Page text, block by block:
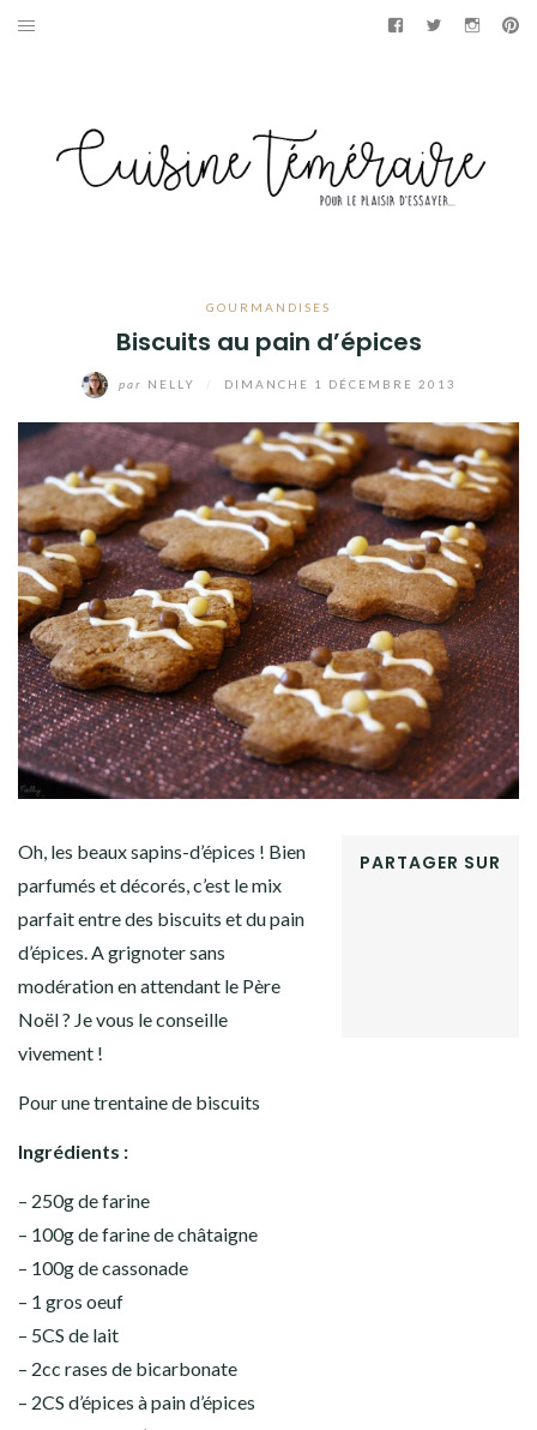
Aller
Facebook
Twitter
GOURMANDISES
Biscuits au pain d’épices
par NELLY DIMANCHE 1 DÉCEMBRE 2013
PARTAGER SUR
Oh, les beaux sapins-d’épices ! Bien
parfumés et décorés, c’est le mix
parfait entre des biscuits et du pain
d’épices. A grignoter sans
modération en attendant le Père
Noël ? Je vous le conseille
vivement !
Pour une trentaine de biscuits
Ingrédients :
– 250g de farine
– 100g de farine de châtaigne
– 100g de cassonade
– 1 gros oeuf
– 5CS de lait
– 2cc rases de bicarbonate
– 2CS d’épices à pain d’épices
PAINS & BRIOCHES
DÉTOURNEMENTS CULINAIRES
Facebook
TwitterInstagram
Pinterest